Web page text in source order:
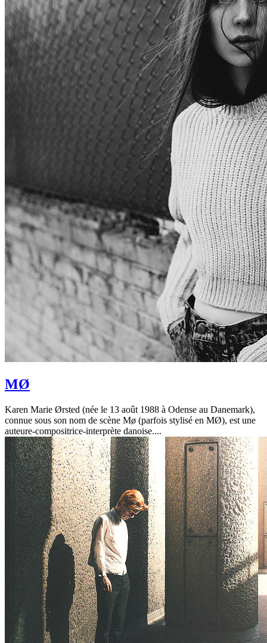
MØ
Karen Marie Ørsted (née le 13 août 1988 à Odense au Danemark),
connue sous son nom de scène Mø (parfois stylisé en MØ), est une
auteure-compositrice-interprète danoise....